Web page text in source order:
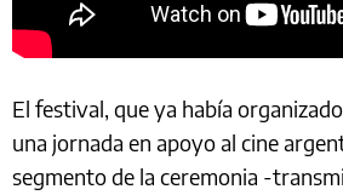
El festival, que ya había
una jornada en apoyo al cine
segmento de la ceremonia -